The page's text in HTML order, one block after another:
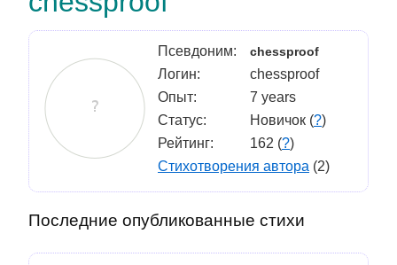
Псевдоним: chessproof
Логин:
chessproof
Опыт:
7 years
Статус:
Новичок (?)
Рейтинг:
162 (?)
Стихотворения автора (2)
Последние опубликованные стихи